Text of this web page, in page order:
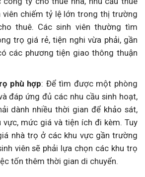
viên chiếm tỷ lệ lớn trong thị trường
thuê. Các sinh viên thường tìm
trọ giá rẻ, tiện nghi vừa phải, gần
các phương tiện giao thông thuận
phù hợp: Để tìm được một phòng
đáp ứng đủ các nhu cầu sinh hoạt,
dành nhiều thời gian để khảo sát,
vực, mức giá và tiện ích đi kèm. Tuy
nhà trọ ở các khu vực gần trường
viên sẽ phải lựa chọn các khu trọ
tốn thêm thời gian di chuyển.